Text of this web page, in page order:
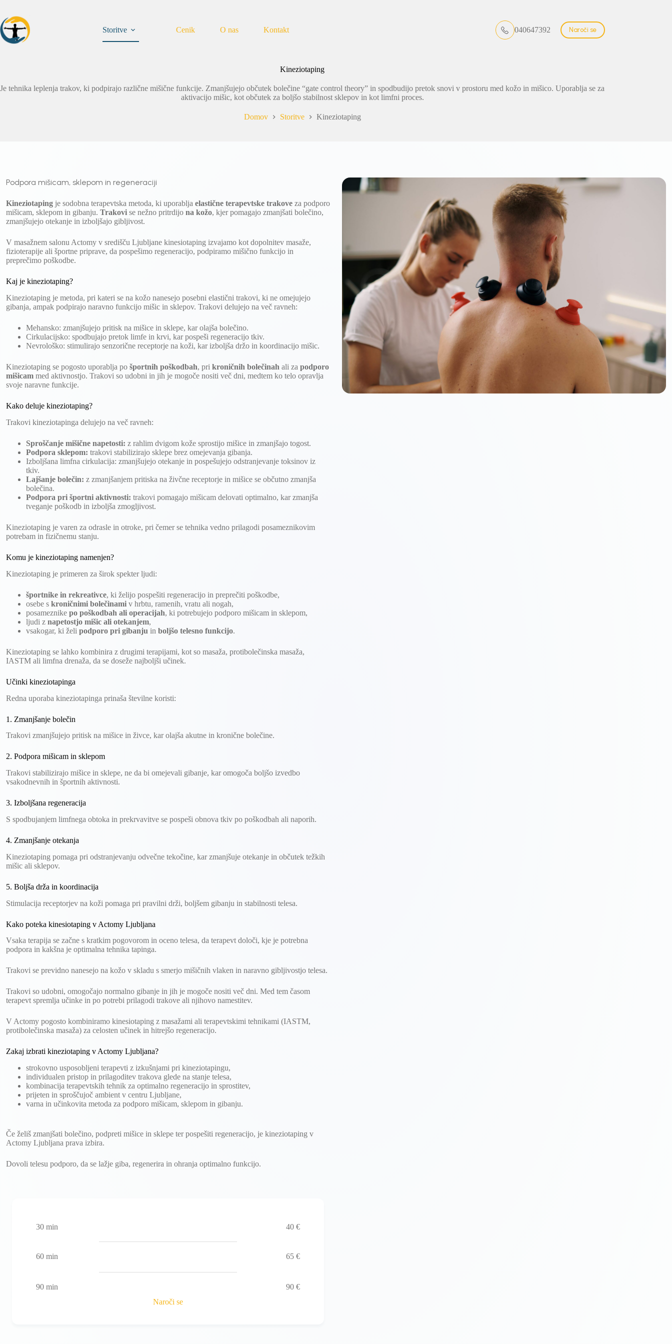
content
Storitve
Cenik O nas Kontakt 040647392 Naroči se
Kineziotaping
Je tehnika leplenja trakov, ki podpirajo različne mišične funkcije. Zmanjšujejo občutek bolečine “gate control theory” in spodbudijo pretok snovi v prostoru med kožo in mišico. Uporablja se za
aktivacijo mišic, kot občutek za boljšo stabilnost sklepov in kot limfni proces.
Domov Storitve Kineziotaping
Podpora mišicam, sklepom in regeneraciji
Kineziotaping je sodobna terapevtska metoda, ki uporablja elastične terapevtske trakove za podporo
mišicam, sklepom in gibanju. Trakovi se nežno pritrdijo na kožo, kjer pomagajo zmanjšati bolečino,
zmanjšujejo otekanje in izboljšajo gibljivost.
V masažnem salonu Actomy v središču Ljubljane kinesiotaping izvajamo kot dopolnitev masaže,
fizioterapije ali športne priprave, da pospešimo regeneracijo, podpiramo mišično funkcijo in
preprečimo poškodbe.
Kaj je kineziotaping?
Kineziotaping je metoda, pri kateri se na kožo nanesejo posebni elastični trakovi, ki ne omejujejo
gibanja, ampak podpirajo naravno funkcijo mišic in sklepov. Trakovi delujejo na več ravneh:
Mehansko: zmanjšujejo pritisk na mišice in sklepe, kar olajša bolečino.
Cirkulacijsko: spodbujajo pretok limfe in krvi, kar pospeši regeneracijo tkiv.
Nevrološko: stimulirajo senzorične receptorje na koži, kar izboljša držo in koordinacijo mišic.
Kineziotaping se pogosto uporablja po športnih poškodbah, pri kroničnih bolečinah ali za podporo
mišicam med aktivnostjo. Trakovi so udobni in jih je mogoče nositi več dni, medtem ko telo opravlja
svoje naravne funkcije.
Kako deluje kineziotaping?
Trakovi kineziotapinga delujejo na več ravneh:
Sproščanje mišične napetosti: z rahlim dvigom kože sprostijo mišice in zmanjšajo togost.
Podpora sklepom: trakovi stabilizirajo sklepe brez omejevanja gibanja.
Izboljšana limfna cirkulacija: zmanjšujejo otekanje in pospešujejo odstranjevanje toksinov iz
tkiv.
Lajšanje bolečin: z zmanjšanjem pritiska na živčne receptorje in mišice se občutno zmanjša
bolečina.
Podpora pri športni aktivnosti: trakovi pomagajo mišicam delovati optimalno, kar zmanjša
tveganje poškodb in izboljša zmogljivost.
Kineziotaping je varen za odrasle in otroke, pri čemer se tehnika vedno prilagodi posameznikovim
potrebam in fizičnemu stanju.
Komu je kineziotaping namenjen?
Kineziotaping je primeren za širok spekter ljudi:
športnike in rekreativce, ki želijo pospešiti regeneracijo in preprečiti poškodbe,
osebe s kroničnimi bolečinami v hrbtu, ramenih, vratu ali nogah,
posameznike po poškodbah ali operacijah, ki potrebujejo podporo mišicam in sklepom,
ljudi z napetostjo mišic ali otekanjem,
vsakogar, ki želi podporo pri gibanju in boljšo telesno funkcijo.
Kineziotaping se lahko kombinira z drugimi terapijami, kot so masaža, protibolečinska masaža,
IASTM ali limfna drenaža, da se doseže najboljši učinek.
Učinki kineziotapinga
Redna uporaba kineziotapinga prinaša številne koristi:
1. Zmanjšanje bolečin
Trakovi zmanjšujejo pritisk na mišice in živce, kar olajša akutne in kronične bolečine.
2. Podpora mišicam in sklepom
Trakovi stabilizirajo mišice in sklepe, ne da bi omejevali gibanje, kar omogoča boljšo izvedbo
vsakodnevnih in športnih aktivnosti.
3. Izboljšana regeneracija
S spodbujanjem limfnega obtoka in prekrvavitve se pospeši obnova tkiv po poškodbah ali naporih.
4. Zmanjšanje otekanja
Kineziotaping pomaga pri odstranjevanju odvečne tekočine, kar zmanjšuje otekanje in občutek težkih
mišic ali sklepov.
5. Boljša drža in koordinacija
Stimulacija receptorjev na koži pomaga pri pravilni drži, boljšem gibanju in stabilnosti telesa.
Kako poteka kinesiotaping v Actomy Ljubljana
Vsaka terapija se začne s kratkim pogovorom in oceno telesa, da terapevt določi, kje je potrebna
podpora in kakšna je optimalna tehnika tapinga.
Trakovi se previdno nanesejo na kožo v skladu s smerjo mišičnih vlaken in naravno gibljivostjo telesa.
Trakovi so udobni, omogočajo normalno gibanje in jih je mogoče nositi več dni. Med tem časom
terapevt spremlja učinke in po potrebi prilagodi trakove ali njihovo namestitev.
V Actomy pogosto kombiniramo kinesiotaping z masažami ali terapevtskimi tehnikami (IASTM,
protibolečinska masaža) za celosten učinek in hitrejšo regeneracijo.
Zakaj izbrati kineziotaping v Actomy Ljubljana?
strokovno usposobljeni terapevti z izkušnjami pri kineziotapingu,
individualen pristop in prilagoditev trakova glede na stanje telesa,
kombinacija terapevtskih tehnik za optimalno regeneracijo in sprostitev,
prijeten in sproščujoč ambient v centru Ljubljane,
varna in učinkovita metoda za podporo mišicam, sklepom in gibanju.
Če želiš zmanjšati bolečino, podpreti mišice in sklepe ter pospešiti regeneracijo, je kineziotaping v
Actomy Ljubljana prava izbira.
Dovoli telesu podporo, da se lažje giba, regenerira in ohranja optimalno funkcijo.
30 min 40 €
60 min 65 €
90 min
90 €
Naroči se